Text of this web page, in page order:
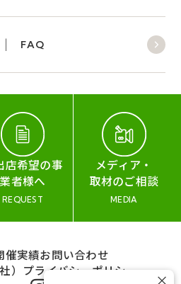
FAQ
店希望の事
業者様へ
REQUEST
メディア・
取材のご相談
MEDIA
催実績お問い合わせ
） プライバシーポリシー
×